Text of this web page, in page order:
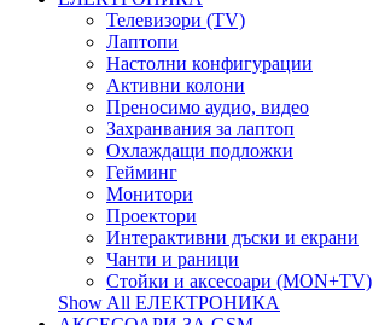
Телевизори (TV)
Лаптопи
Настолни конфигурации
Активни колони
Преносимо аудио, видео
Захранвания за лаптоп
Охлаждащи подложки
Гейминг
Монитори
Проектори
Интерактивни дъски и екрани
Чанти и раници
Стойки и аксесоари (MON+TV)
Show All ЕЛЕКТРОНИКА